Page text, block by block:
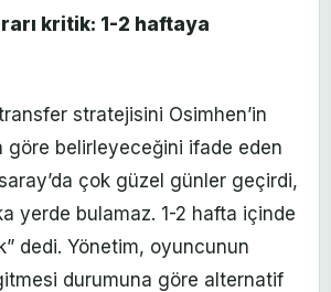
kritik: 1-2 haftaya
stratejisini Osimhen’in
göre belirleyeceğini ifade eden
çok güzel günler geçirdi,
yerde bulamaz. 1-2 hafta içinde
dedi. Yönetim, oyuncunun
durumuna göre alternatif